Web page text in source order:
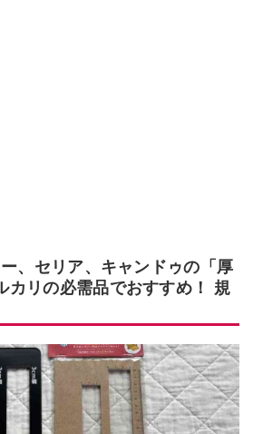
、セリア、キャンドゥの「厚
カリの必需品でおすすめ！ 規